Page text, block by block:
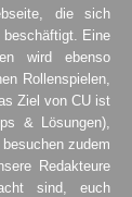
die sich
Eine
wird ebenso
Rollenspielen,
Ziel von CU ist
& Lösungen),
zudem
Redakteure
sind, euch